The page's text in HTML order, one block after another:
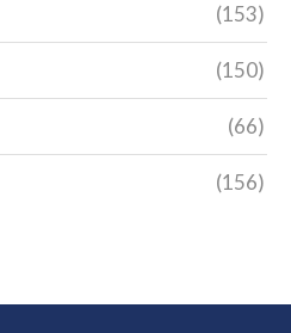
(153)
(150)
(66)
(156)